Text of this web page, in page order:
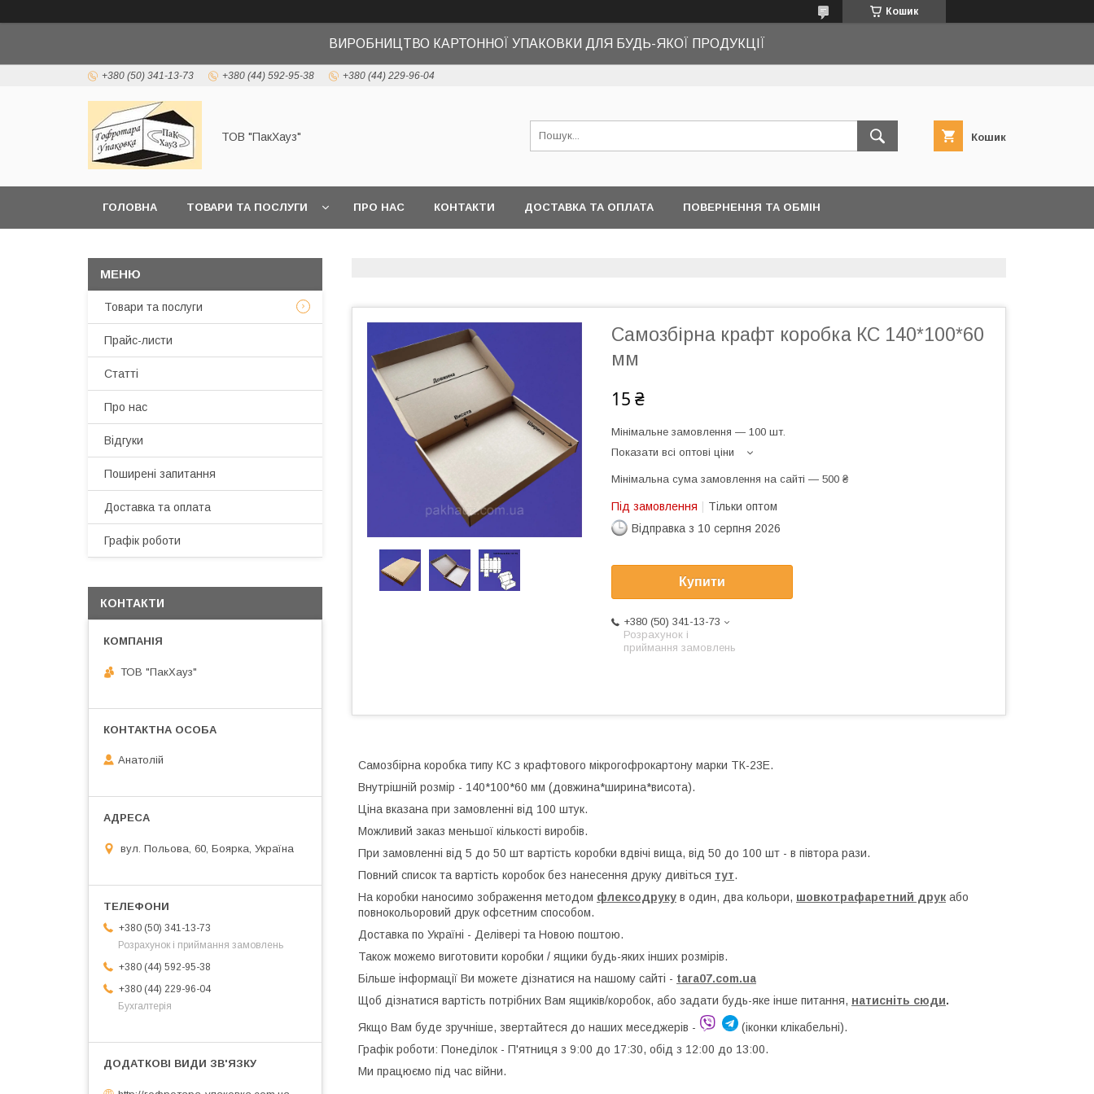
Кошик
ВИРОБНИЦТВО КАРТОННОЇ УПАКОВКИ ДЛЯ БУДЬ-ЯКОЇ ПРОДУКЦІЇ
+380 (50) 341-13-73 +380 (44) 592-95-38 +380 (44) 229-96-04
ТОВ "ПакХауз" Кошик
ГОЛОВНА ТОВАРИ ТА ПОСЛУГИ ПРО НАС КОНТАКТИ ДОСТАВКА ТА ОПЛАТА ПОВЕРНЕННЯ ТА ОБМІН
Самозбірна крафт коробка КС 140*100*60
мм
15 ₴
Мінімальне замовлення — 100 шт.
Показати всі оптові ціни
Мінімальна сума замовлення на сайті — 500 ₴
Під замовлення
Тільки оптом
Відправка з 10 серпня 2026
Купити
+380 (50) 341-13-73
Розрахунок і
приймання замовлень
Самозбірна коробка типу КС з крафтового мікрогофрокартону марки ТК-23Е.
Внутрішній розмір - 140*100*60 мм (довжина*ширина*висота).
Ціна вказана при замовленні від 100 штук.
Можливий заказ меньшої кількості виробів.
При замовленні від 5 до 50 шт вартість коробки вдвічі вища, від 50 до 100 шт - в півтора рази.
Повний список та вартість коробок без нанесення друку дивіться тут.
На коробки наносимо зображення методом флексодруку в один, два кольори, шовкотрафаретний друк або
повнокольоровий друк офсетним способом.
Доставка по Україні - Делівері та Новою поштою.
Також можемо виготовити коробки / ящики будь-яких інших розмірів.
Більше інформації Ви можете дізнатися на нашому сайті - tara07.com.ua
Щоб дізнатися вартість потрібних Вам ящиків/коробок, або задати будь-яке інше питання, натисніть сюди.
Якщо Вам буде зручніше, звертайтеся до наших меседжерів -
(іконки клікабельні).
Графік роботи: Понеділок - П'ятниця з 9:00 до 17:30, обід з 12:00 до 13:00.
Ми працюємо під час війни.
Товари та послуги
Прайс-листи
Статті
Про нас
Відгуки
Поширені запитання
Доставка та оплата
Графік роботи
КОНТАКТИ
ТОВ "ПакХауз"
Анатолій
вул. Польова, 60, Боярка, Україна
+380 (50) 341-13-73
Розрахунок і приймання замовлень
+380 (44) 592-95-38
+380 (44) 229-96-04
Бухгалтерія